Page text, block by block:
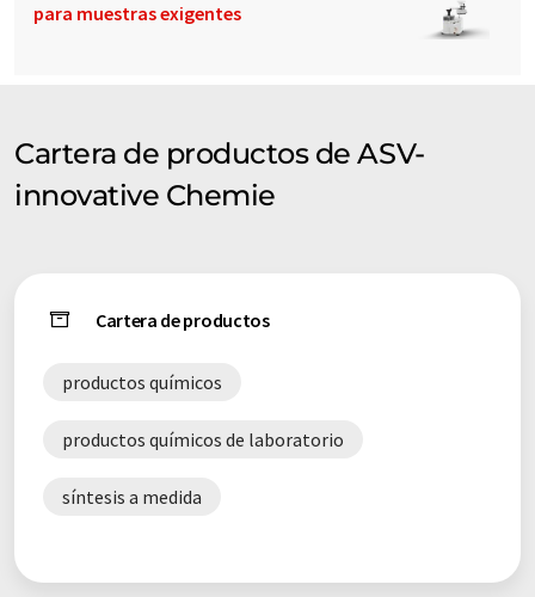
para muestras exigentes
Cartera de productos de ASV-
innovative Chemie
Cartera de productos
productos químicos
productos químicos de laboratorio
síntesis a medida